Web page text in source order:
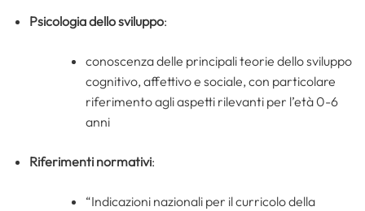
Psicologia dello sviluppo:
conoscenza delle principali teorie dello sviluppo
cognitivo, affettivo e sociale, con particolare
riferimento agli aspetti rilevanti per l’età 0-6
anni
Riferimenti normativi:
“Indicazioni nazionali per il curricolo della